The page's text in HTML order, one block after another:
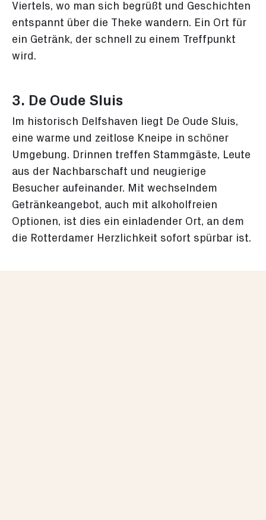
Viertels, wo man sich begrüßt und Geschichten
entspannt über die Theke wandern. Ein Ort für
ein Getränk, der schnell zu einem Treffpunkt
wird.
3. De Oude Sluis
Im historisch Delfshaven liegt De Oude Sluis,
eine warme und zeitlose Kneipe in schöner
Umgebung. Drinnen treffen Stammgäste, Leute
aus der Nachbarschaft und neugierige
Besucher aufeinander. Mit wechselndem
Getränkeangebot, auch mit alkoholfreien
Optionen, ist dies ein einladender Ort, an dem
die Rotterdamer Herzlichkeit sofort spürbar ist.